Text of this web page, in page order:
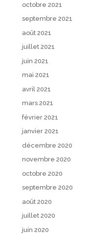
octobre 2021
septembre 2021
août 2021
juillet 2021
juin 2021
mai 2021
avril 2021
mars 2021
février 2021
janvier 2021
décembre 2020
novembre 2020
octobre 2020
septembre 2020
août 2020
juillet 2020
juin 2020